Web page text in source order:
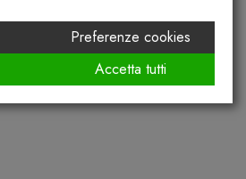
Preferenze cookies
Accetta tutti